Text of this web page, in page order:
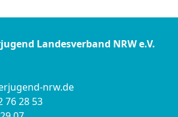
Landesverband NRW e.V.
nrw.de
76 28 53